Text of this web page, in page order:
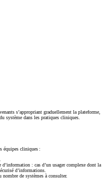
s’appropriant graduellement la plateforme,
système dans les pratiques cliniques.
équipes cliniques :
: cas d’un usager complexe dont la
d’informations.
de systèmes à consulter.